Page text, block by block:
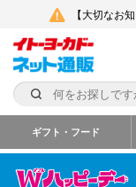
【大切なお
ギフト・フード